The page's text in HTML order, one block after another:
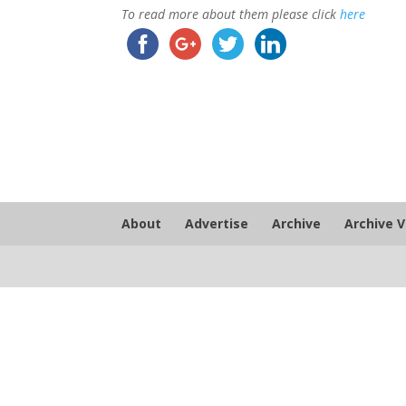
To read more about them please clickhere
About Advertise Archive Archive